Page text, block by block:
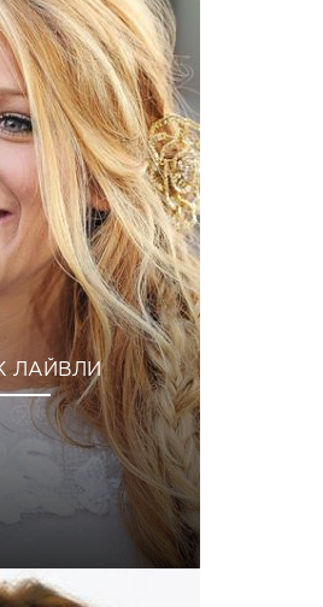
ЛАЙВЛИ